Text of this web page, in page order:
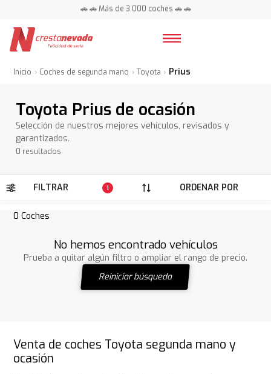
🚗 🚗 Más de 3.000 coches 🚗 🚗
Inicio Coches de segunda mano Toyota Prius
Toyota Prius de ocasión
Selección de nuestros mejores vehículos, revisados y
garantizados.
0 resultados
FILTRAR 1 ORDENAR POR
0 Coches
No hemos encontrado vehículos
Prueba a quitar algún filtro o ampliar el rango de precio.
Reiniciar búsqueda
Venta de coches Toyota segunda mano y
ocasión